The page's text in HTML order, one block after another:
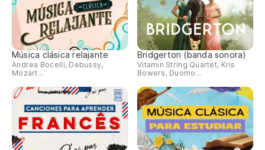
Música clásica relajante
Andrea Bocelli, Debussy,
Mozart...
Bridgerton (banda sonora)
Vitamin String Quartet, Kris
Bowers, Duomo...